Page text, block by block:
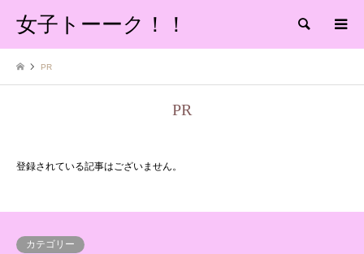
女子トーーク！！ 検索
PR
PR
登録されている記事はございません。
カテゴリー